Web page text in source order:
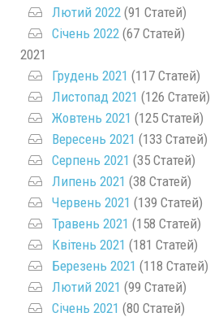
Лютий 2022 (91 Статей)
Січень 2022 (67 Статей)
2021
Грудень 2021 (117 Статей)
Листопад 2021 (126 Статей)
Жовтень 2021 (125 Статей)
Вересень 2021 (133 Статей)
Серпень 2021 (35 Статей)
Липень 2021 (38 Статей)
Червень 2021 (139 Статей)
Травень 2021 (158 Статей)
Квітень 2021 (181 Статей)
Березень 2021 (118 Статей)
Лютий 2021 (99 Статей)
Січень 2021 (80 Статей)